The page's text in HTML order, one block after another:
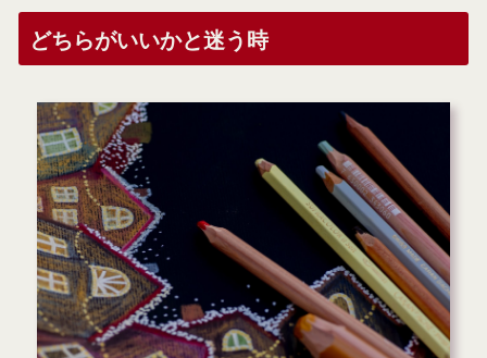
どちらがいいかと迷う時